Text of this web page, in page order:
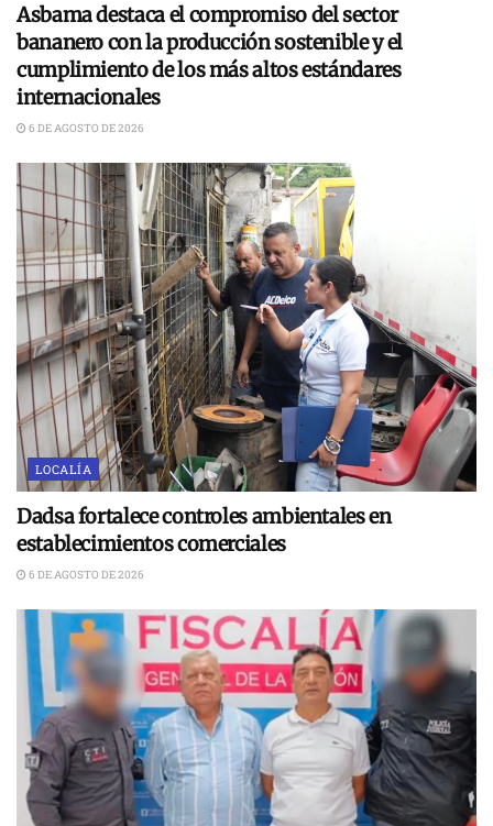
Asbama destaca el compromiso del sector
bananero con la producción sostenible y el
cumplimiento de los más altos estándares
internacionales
6 DE AGOSTO DE 2026
LOCALÍA
Dadsa fortalece controles ambientales en
establecimientos comerciales
6 DE AGOSTO DE 2026